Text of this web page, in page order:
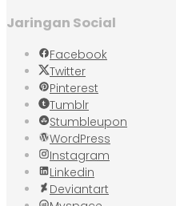
Jaringan Social
Facebook
Twitter
Pinterest
Tumblr
Stumbleupon
WordPress
Instagram
Linkedin
Deviantart